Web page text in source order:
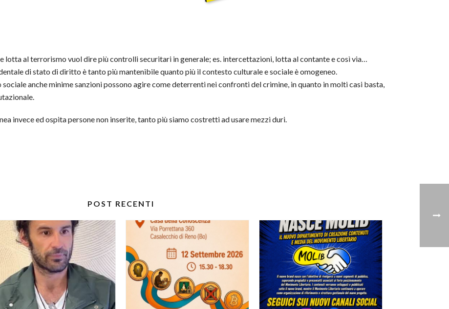
lotta al terrorismo vuol dire più controlli securitari in generale; es. intercettazioni, lotta al contante e così via…
di stato di diritto è tanto più mantenibile quanto più il contesto culturale e sociale è omogeneo.
anche minime sanzioni possono agire come deterrenti nei confronti del crimine, in quanto in molti casi basta,
invece ed ospita persone non inserite, tanto più siamo costretti ad usare mezzi duri.
POST RECENTI